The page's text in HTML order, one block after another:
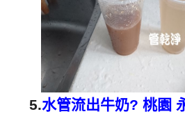
銅的物質，生
5.水管流出牛奶? 桃園